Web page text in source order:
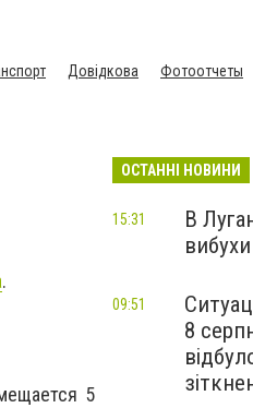
Довідкова Фотоотчеты
.
5
ОСТАННІ НОВИНИ
В
вибухи
15:31
8
09:51